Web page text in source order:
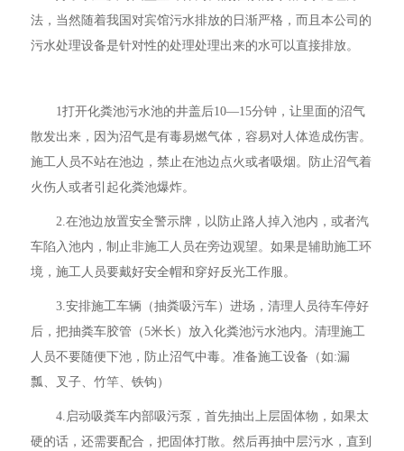
法，当然随着我国对宾馆污水排放的日渐严格，而且本公司的
污水处理设备是针对性的处理处理出来的水可以直接排放。
1打开化粪池污水池的井盖后10—15分钟，让里面的沼气
散发出来，因为沼气是有毒易燃气体，容易对人体造成伤害。
施工人员不站在池边，禁止在池边点火或者吸烟。防止沼气着
火伤人或者引起化粪池爆炸。
2.在池边放置安全警示牌，以防止路人掉入池内，或者汽
车陷入池内，制止非施工人员在旁边观望。如果是辅助施工环
境，施工人员要戴好安全帽和穿好反光工作服。
3.安排施工车辆（抽粪吸污车）进场，清理人员待车停好
后，把抽粪车胶管（5米长）放入化粪池污水池内。清理施工
人员不要随便下池，防止沼气中毒。准备施工设备（如:漏
瓢、叉子、竹竿、铁钩）
4.启动吸粪车内部吸污泵，首先抽出上层固体物，如果太
硬的话，还需要配合，把固体打散。然后再抽中层污水，直到